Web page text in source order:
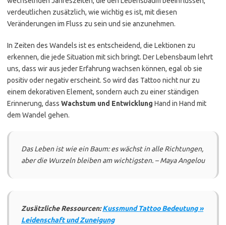
verdeutlichen zusätzlich, wie wichtig es ist, mit diesen
Veränderungen im Fluss zu sein und sie anzunehmen.
In Zeiten des Wandels ist es entscheidend, die Lektionen zu
erkennen, die jede Situation mit sich bringt. Der Lebensbaum lehrt
uns, dass wir aus jeder Erfahrung wachsen können, egal ob sie
positiv oder negativ erscheint. So wird das Tattoo nicht nur zu
einem dekorativen Element, sondern auch zu einer ständigen
Erinnerung, dass Wachstum und Entwicklung Hand in Hand mit
dem Wandel gehen.
Das Leben ist wie ein Baum: es wächst in alle Richtungen,
aber die Wurzeln bleiben am wichtigsten. – Maya Angelou
Zusätzliche Ressourcen:Kussmund Tattoo Bedeutung »
Leidenschaft und Zuneigung